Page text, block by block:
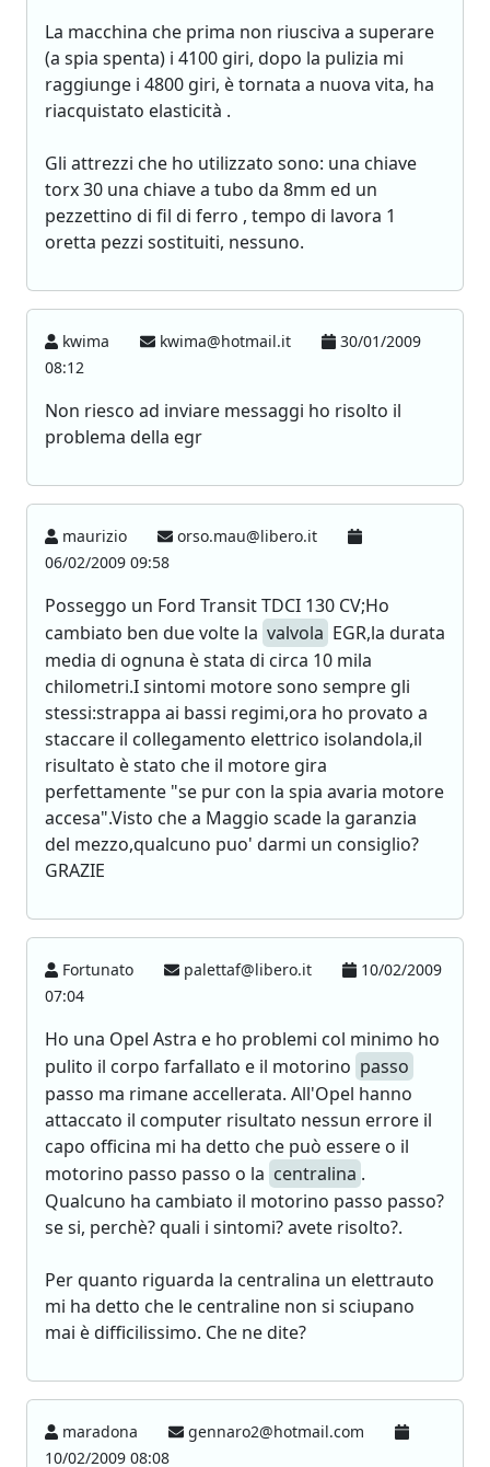
La macchina che prima non riusciva a superare
(a spia spenta) i 4100 giri, dopo la pulizia mi
raggiunge i 4800 giri, è tornata a nuova vita, ha
riacquistato elasticità .
Gli attrezzi che ho utilizzato sono: una chiave
torx 30 una chiave a tubo da 8mm ed un
pezzettino di fil di ferro , tempo di lavora 1
oretta pezzi sostituiti, nessuno.
kwima kwima@hotmail.it
30/01/2009
08:12
Non riesco ad inviare messaggi ho risolto il
problema della egr
maurizio
orso.mau@libero.it
06/02/2009 09:58
Posseggo un Ford Transit TDCI 130 CV;Ho
cambiato ben due volte la valvola EGR,la durata
media di ognuna è stata di circa 10 mila
chilometri.I sintomi motore sono sempre gli
stessi:strappa ai bassi regimi,ora ho provato a
staccare il collegamento elettrico isolandola,il
risultato è stato che il motore gira
perfettamente "se pur con la spia avaria motore
accesa".Visto che a Maggio scade la garanzia
del mezzo,qualcuno puo' darmi un consiglio?
GRAZIE
Fortunato palettaf@libero.it
10/02/2009
07:04
Ho una Opel Astra e ho problemi col minimo ho
pulito il corpo farfallato e il motorino passo
passo ma rimane accellerata. All'Opel hanno
attaccato il computer risultato nessun errore il
capo officina mi ha detto che può essere o il
motorino passo passo o la centralina .
Qualcuno ha cambiato il motorino passo passo?
se si, perchè? quali i sintomi? avete risolto?.
Per quanto riguarda la centralina un elettrauto
mi ha detto che le centraline non si sciupano
mai è difficilissimo. Che ne dite?
maradona
gennaro2@hotmail.com
10/02/2009 08:08